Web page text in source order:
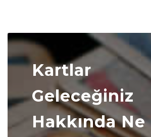
Kartlar
Geleceğiniz
Hakkında Ne